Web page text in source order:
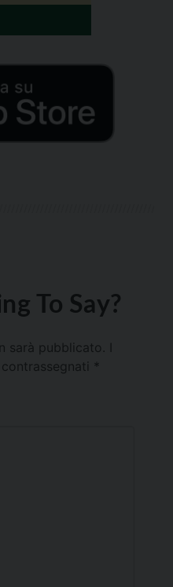
To Say?
sarà pubblicato.
*